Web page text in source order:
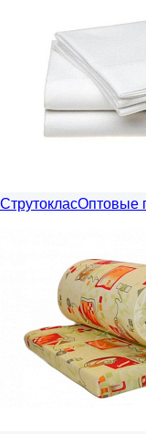
СтрутокласОптовые